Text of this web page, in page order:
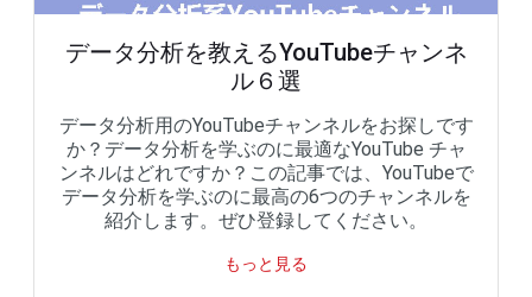
データ分析を教えるYouTubeチャンネ
ル６選
データ分析用のYouTubeチャンネルをお探しです
か？データ分析を学ぶのに最適なYouTube チャ
ンネルはどれですか？この記事では、YouTubeで
データ分析を学ぶのに最高の6つのチャンネルを
紹介します。ぜひ登録してください。
もっと見る